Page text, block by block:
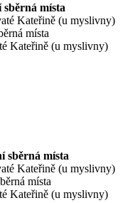
místa
Kateřině (u myslivny)
místa
Kateřině (u myslivny)
sběrná místa
Kateřině (u myslivny)
místa
Kateřině (u myslivny)